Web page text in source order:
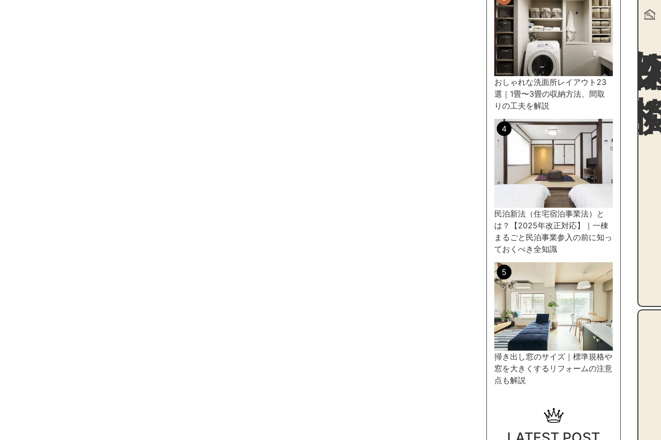
おしゃれな洗面所レイアウト23
選｜1畳〜3畳の収納方法、間取
りの工夫を解説
民泊新法（住宅宿泊事業法）と
は？【2025年改正対応】｜一棟
まるごと民泊事業参入の前に知っ
ておくべき全知識
掃き出し窓のサイズ｜標準規格や
窓を大きくするリフォームの注意
点も解説
物